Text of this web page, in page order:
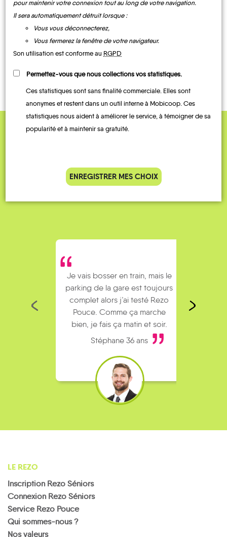
Les infosMOBILITE
Témoignages
Je vais bosser en train, mais le
parking de la gare est toujours
complet alors j’ai testé Rezo
Pouce. Comme ça marche
bien, je fais ça matin et soir.
Stéphane 36 ans
LE REZO
Inscription Rezo Séniors
Connexion Rezo Séniors
Service Rezo Pouce
Qui sommes-nous ?
Nos valeurs
pour maintenir votre connexion tout au long de votre navigation.
Il sera automatiquement détruit lorsque :
Vous vous déconnecterez,
Vous fermerez la fenêtre de votre navigateur.
Son utilisation est conforme au RGPD
Permettez-vous que nous collections vos statistiques.
Ces statistiques sont sans finalité commerciale. Elles sont
anonymes et restent dans un outil interne à Mobicoop. Ces
statistiques nous aident à améliorer le service, à témoigner de sa
popularité et à maintenir sa gratuité.
ENREGISTRER MES CHOIX